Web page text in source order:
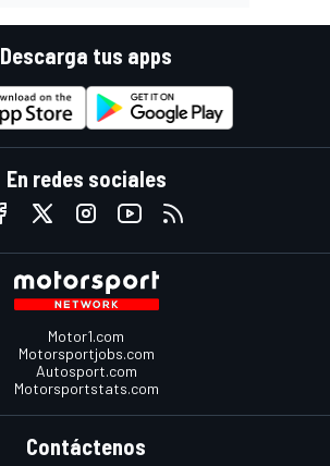
Descarga tus apps
En redes sociales
Motor1.com
Motorsportjobs.com
Autosport.com
Motorsportstats.com
Contáctenos